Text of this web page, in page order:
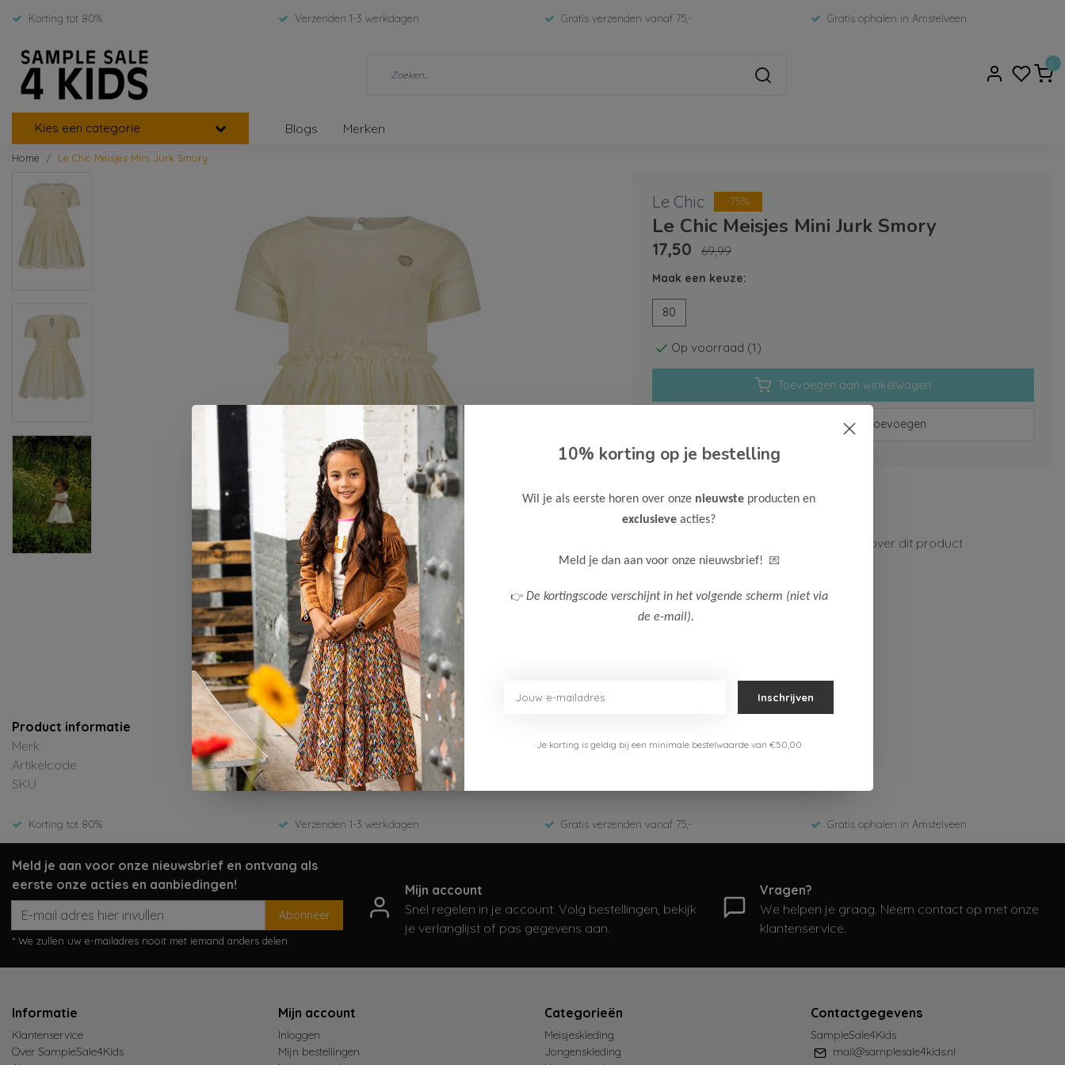
Korting tot 80% Verzenden 1-3 werkdagen Gratis verzenden vanaf 75,- Gratis ophalen in Amstelveen
0
Kies een categorie Blogs Merken
Home Le Chic Meisjes Mini Jurk Smory
Le Chic -75%
Le Chic Meisjes Mini Jurk Smory
17,50 69,99
Maak een keuze:
80
Op voorraad (1)
Toevoegen aan winkelwagen
Aan verlanglijst toevoegen
Gratis verzenden vanaf 75,-
Verzenden 1-3 werkdagen
Neem contact op over dit product
Product informatie
Merk
Le Chic
Artikelcode
SKU
Korting tot 80% Verzenden 1-3 werkdagen Gratis verzenden vanaf 75,- Gratis ophalen in Amstelveen
Meld je aan voor onze nieuwsbrief en ontvang als
eerste onze acties en aanbiedingen!
Abonneer
* We zullen uw e-mailadres nooit met iemand anders delen.
Mijn account
Snel regelen in je account. Volg bestellingen, bekijk
je verlanglijst of pas gegevens aan.
Vragen?
We helpen je graag. Neem contact op met onze
klantenservice.
Informatie
Klantenservice
Over SampleSale4Kids
Mijn account
Inloggen
Mijn bestellingen
Categorieën
Meisjeskleding
Jongenskleding
Contactgegevens
SampleSale4Kids
mail@samplesale4kids.nl
10% korting op je bestelling
Wil je als eerste horen over onze nieuwste producten en
exclusieve acties?
Meld je dan aan voor onze nieuwsbrief! 💌
👉 De kortingscode verschijnt in het volgende scherm (niet via
de e-mail).
Inschrijven
Je korting is geldig bij een minimale bestelwaarde van €50,00